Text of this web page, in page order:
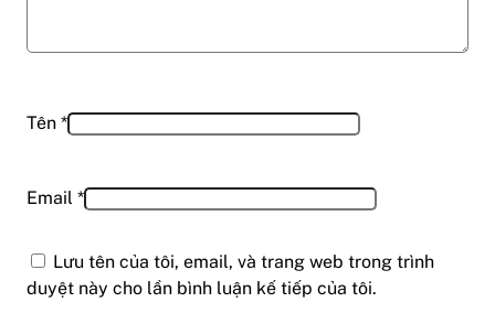
Tên *
Email *
Lưu tên của tôi, email, và trang web trong trình
duyệt này cho lần bình luận kế tiếp của tôi.